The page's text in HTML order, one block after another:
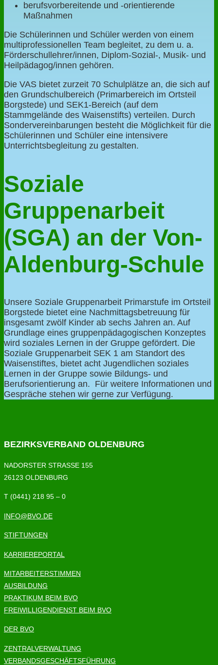
berufsvorbereitende und -orientierende
Maßnahmen
Die Schülerinnen und Schüler werden von einem
multiprofessionellen Team begleitet, zu dem u. a.
Förderschullehrer/innen, Diplom-Sozial-, Musik- und
Heilpädagog/innen gehören.
Die VAS bietet zurzeit 70 Schulplätze an, die sich auf
den Grundschulbereich (Primarbereich im Ortsteil
Borgstede) und SEK1-Bereich (auf dem
Stammgelände des Waisenstifts) verteilen. Durch
Sondervereinbarungen besteht die Möglichkeit für die
Schülerinnen und Schüler eine intensivere
Unterrichtsbegleitung zu gestalten.
Soziale
Gruppenarbeit
(SGA) an der Von-
Aldenburg-Schule
Unsere Soziale Gruppenarbeit Primarstufe im Ortsteil
Borgstede bietet eine Nachmittagsbetreuung für
insgesamt zwölf Kinder ab sechs Jahren an. Auf
Grundlage eines gruppenpädagogischen Konzeptes
wird soziales Lernen in der Gruppe gefördert. Die
Soziale Gruppenarbeit SEK 1 am Standort des
Waisenstiftes, bietet acht Jugendlichen soziales
Lernen in der Gruppe sowie Bildungs- und
Berufsorientierung an. Für weitere Informationen und
Gespräche stehen wir gerne zur Verfügung.
BEZIRKSVERBAND OLDENBURG
NADORSTER STRASSE 155
26123 OLDENBURG
T (0441) 218 95 – 0
INFO@BVO.DE
STIFTUNGEN
KARRIEREPORTAL
MITARBEITERSTIMMEN
AUSBILDUNG
PRAKTIKUM BEIM BVO
FREIWILLIGENDIENST BEIM BVO
DER BVO
ZENTRALVERWALTUNG
VERBANDSGESCHÄFTSFÜHRUNG